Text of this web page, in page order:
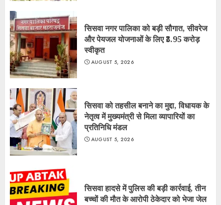
सिसवा नगर पालिका को बड़ी सौगात, सीवरेज
और पेयजल योजनाओं के लिए ₹3.95 करोड़
स्वीकृत
AUGUST 5, 2026
सिसवा को तहसील बनाने का मुद्दा, विधायक के
नेतृत्व में मुख्यमंत्री से मिला व्यापारियों का
प्रतिनिधि मंडल
AUGUST 5, 2026
सिसवा हादसे में पुलिस की बड़ी कार्रवाई, तीन
बच्चों की मौत के आरोपी ठेकेदार को भेजा जेल